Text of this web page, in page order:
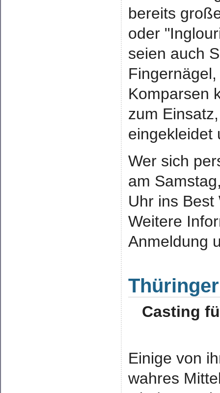
bereits
oder
seien auch
Komparsen
zum
eingekleidet
Wer sich
am
Uhr ins
Weitere
Anmeldung
Casting
Einige von
wahres